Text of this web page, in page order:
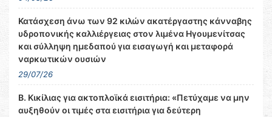
Κατάσχεση άνω των 92 κιλών ακατέργαστης κάνναβης
υδροπονικής καλλιέργειας στον λιμένα Ηγουμενίτσας
και σύλληψη ημεδαπού για εισαγωγή και μεταφορά
ναρκωτικών ουσιών
29/07/26
Β. Κικίλιας για ακτοπλοϊκά εισιτήρια: «Πετύχαμε να μην
αυξηθούν οι τιμές στα εισιτήρια για δεύτερη